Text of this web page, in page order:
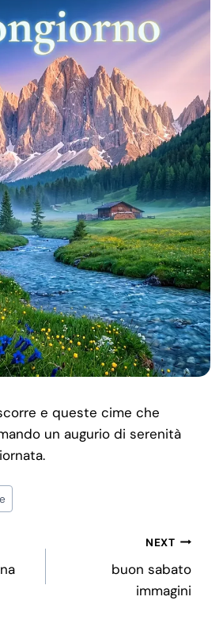
e queste cime che
un augurio di serenità
NEXT
buon sabato
immagini